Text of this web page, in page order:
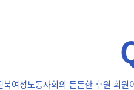
북여성노동자회의 든든한 후원 회원